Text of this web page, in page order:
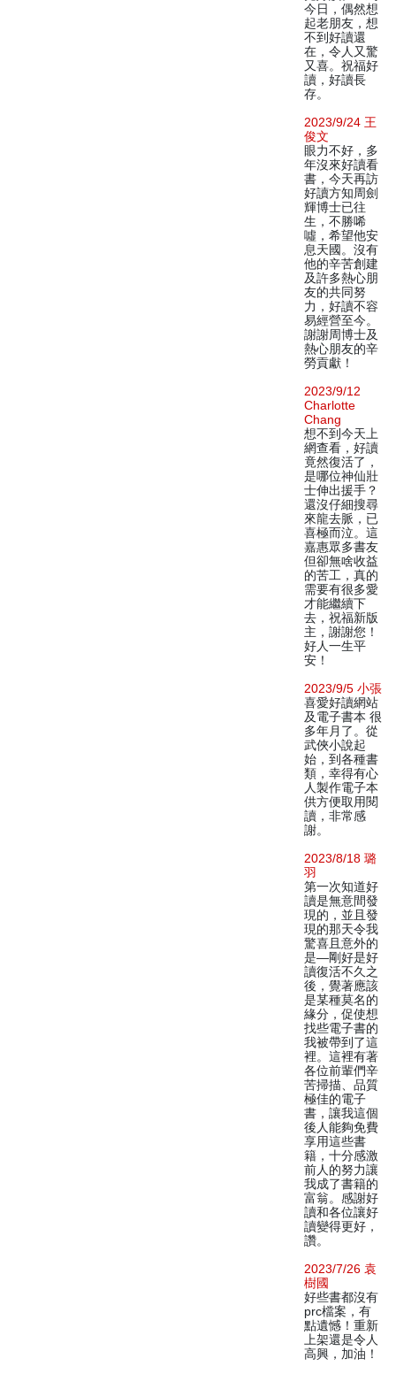
今日，偶然想
起老朋友，想
不到好讀還
在，令人又驚
又喜。祝福好
讀，好讀長
存。
2023/9/24 王
俊文
眼力不好，多
年沒來好讀看
書，今天再訪
好讀方知周劍
輝博士已往
生，不勝唏
噓，希望他安
息天國。沒有
他的辛苦創建
及許多熱心朋
友的共同努
力，好讀不容
易經營至今。
謝謝周博士及
熱心朋友的辛
勞貢獻！
2023/9/12
Charlotte
Chang
想不到今天上
網查看，好讀
竟然復活了，
是哪位神仙壯
士伸出援手？
還沒仔細搜尋
來龍去脈，已
喜極而泣。這
嘉惠眾多書友
但卻無啥收益
的苦工，真的
需要有很多愛
才能繼續下
去，祝福新版
主，謝謝您！
好人一生平
安！
2023/9/5 小張
喜愛好讀網站
及電子書本 很
多年月了。從
武俠小說起
始，到各種書
類，幸得有心
人製作電子本
供方便取用閱
讀，非常感
謝。
2023/8/18 璐
羽
第一次知道好
讀是無意間發
現的，並且發
現的那天令我
驚喜且意外的
是—剛好是好
讀復活不久之
後，覺著應該
是某種莫名的
緣分，促使想
找些電子書的
我被帶到了這
裡。這裡有著
各位前輩們辛
苦掃描、品質
極佳的電子
書，讓我這個
後人能夠免費
享用這些書
籍，十分感激
前人的努力讓
我成了書籍的
富翁。感謝好
讀和各位讓好
讀變得更好，
讚。
2023/7/26 袁
樹國
好些書都沒有
prc檔案，有
點遺憾！重新
上架還是令人
高興，加油！